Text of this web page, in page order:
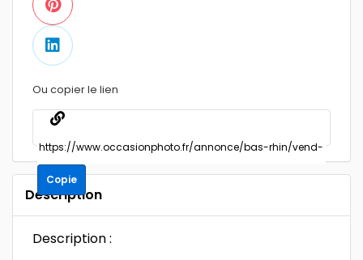
Ou copier le lien
Copie
Description
Description :